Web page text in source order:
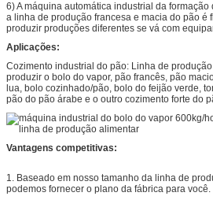
6) A máquina automática industrial da
a linha de produção francesa e macia do pão é
produzir produções diferentes se vá com
Aplicações:
Cozimento industrial do pão: Linha de
produzir o bolo do vapor, pão francês, pão
lua, bolo cozinhado/pão, bolo do feijão verde,
pão do pão árabe e o outro cozimento forte do
Vantagens competitivas:
1. Baseado em nosso tamanho da linha de
podemos fornecer o plano da fábrica para você.